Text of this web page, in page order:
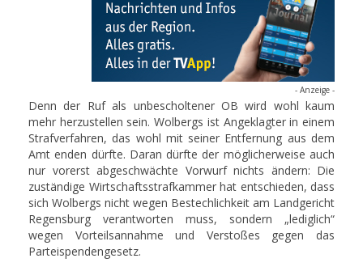
- Anzeige -
Denn der Ruf als unbescholtener OB wird wohl kaum
mehr herzustellen sein. Wolbergs ist Angeklagter in einem
Strafverfahren, das wohl mit seiner Entfernung aus dem
Amt enden dürfte. Daran dürfte der möglicherweise auch
nur vorerst abgeschwächte Vorwurf nichts ändern: Die
zuständige Wirtschaftsstrafkammer hat entschieden, dass
sich Wolbergs nicht wegen Bestechlichkeit am Landgericht
Regensburg verantworten muss, sondern „lediglich“
wegen Vorteilsannahme und Verstoßes gegen das
Parteispendengesetz.